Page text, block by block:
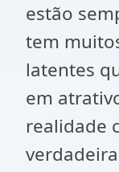
estão
tem
latentes
em
realidade